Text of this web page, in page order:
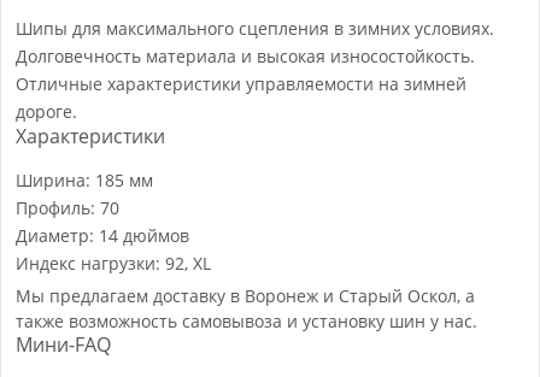
Шипы для максимального сцепления в зимних условиях.
Долговечность материала и высокая износостойкость.
Отличные характеристики управляемости на зимней
дороге.
Характеристики
Ширина: 185 мм
Профиль: 70
Диаметр: 14 дюймов
Индекс нагрузки: 92, XL
Мы предлагаем доставку в Воронеж и Старый Оскол, а
также возможность самовывоза и установку шин у нас.
Мини-FAQ